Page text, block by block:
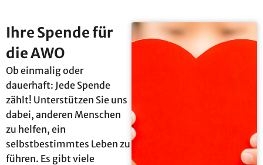
Ihre Spende für
die AWO
Ob einmalig oder
dauerhaft: Jede Spende
zählt! Unterstützen Sie uns
dabei, anderen Menschen
zu helfen, ein
selbstbestimmtes Leben zu
führen. Es gibt viele